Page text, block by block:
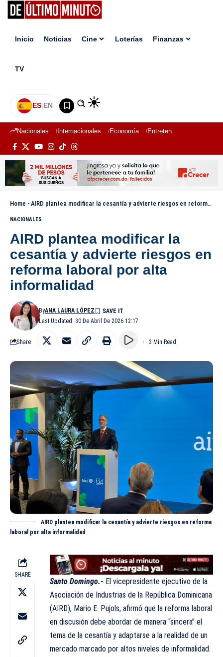
Inicio Noticias Cine Loterías Finanzas
TV
ES|EN
Nacionales Internacionales Economía Entretenimiento
Home - AIRD plantea modificar la cesantía y advierte riesgos en reforma laboral por alta informalidad
NACIONALES
AIRD plantea modificar la
cesantía y advierte riesgos en
reforma laboral por alta
informalidad
Last Updated: 30 De Abril De 2026 12:17
ByANA LAURA LÓPEZ
Share 3 Min Read
AIRD plantea modificar la cesantía y advierte riesgos en reforma
laboral por alta informalidad
SHARE
Santo Domingo.- El vicepresidente ejecutivo de la
Asociación de Industrias de la República Dominicana
(AIRD), Mario E. Pujols, afirmó que la reforma laboral
en discusión debe abordar de manera “sincera” el
tema de la cesantía y adaptarse a la realidad de un
mercado marcado por altos niveles de informalidad.